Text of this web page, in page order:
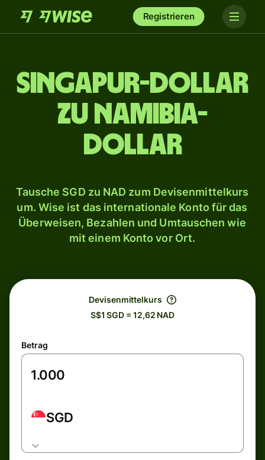
Registrieren
Singapur-Dollar
zu Namibia-
Dollar
Tausche SGD zu NAD zum Devisenmittelkurs
um. Wise ist das internationale Konto für das
Überweisen, Bezahlen und Umtauschen wie
mit einem Konto vor Ort.
Devisenmittelkurs
S$1 SGD = 12,62 NAD
Betrag
SGD